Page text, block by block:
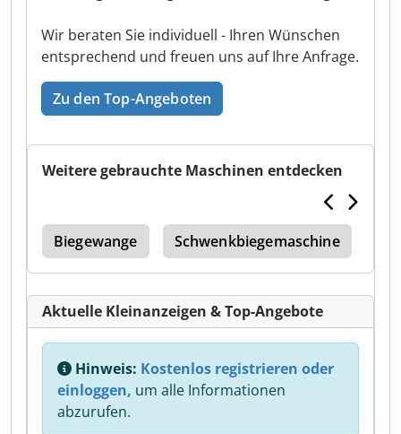
Wir beraten Sie individuell - Ihren Wünschen
entsprechend und freuen uns auf Ihre Anfrage.
Zu den Top-Angeboten
Weitere gebrauchte Maschinen entdecken
Biegewange Schwenkbiegemaschine
Aktuelle Kleinanzeigen & Top-Angebote
Hinweis: Kostenlos registrieren oder
einloggen, um alle Informationen
abzurufen.